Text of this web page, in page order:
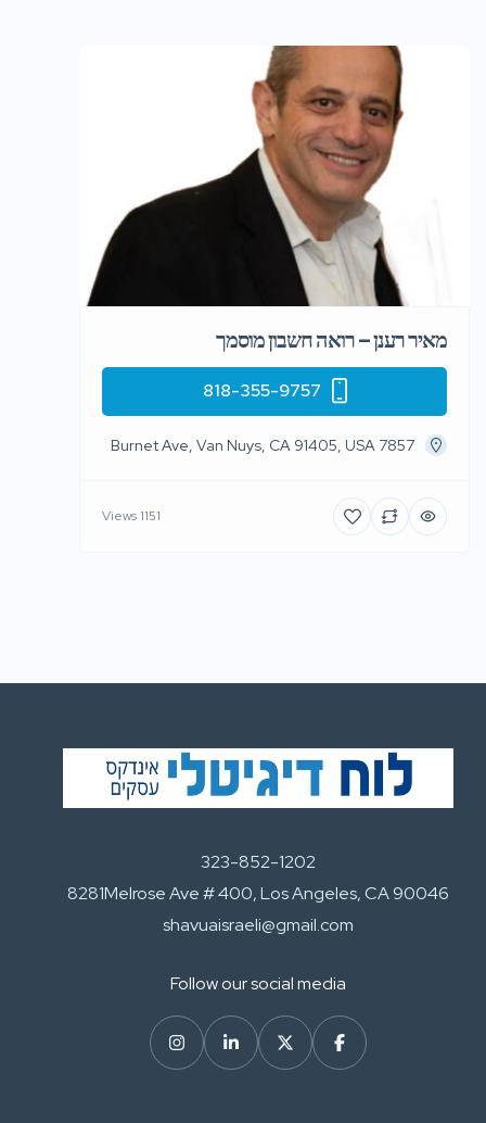
מאיר רענן – רואה חשבון מוסמך
818-355-9757
7857 Burnet Ave, Van Nuys, CA 91405, USA
1151 Views
323-852-1202
8281Melrose Ave # 400, Los Angeles, CA 90046
shavuaisraeli@gmail.com
Follow our social media